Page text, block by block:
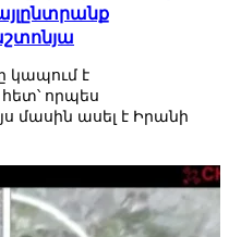
կապում է
որպես
մասին ասել է Իրանի